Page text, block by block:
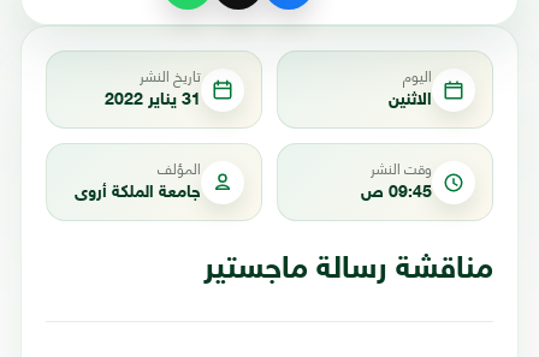
اليوم
الاثنين
تاريخ النشر
31 يناير 2022
وقت النشر
09:45 ص
المؤلف
جامعة الملكة أروى
مناقشة رسالة ماجستير